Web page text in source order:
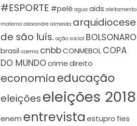
#ESPORTE #pelé agua aids aleitamento
materno alexandre almeida arquidiocese
de são luís. ação social BOLSONARO
brasil caema cnbbCONMEBOLCOPA
DO MUNDOcrimedireito
economiaeducação
eleiçõeseleições 2018
enem entrevistaestupro fies